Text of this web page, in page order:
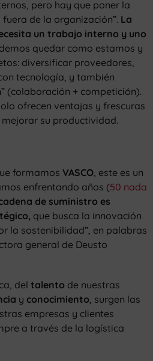
pero hay que poner la
de la organización”. La
un trabajo interno y uno
quedar como estamos y
diversificar proveedores,
tecnología, y también
(colaboración + competición).
ofrecen ventajas y frescuras
su productividad.
formamos VASCO , este es un
enfrentando años (50 nada
de suministro es
que busca la innovación
la sostenibilidad”, en palabras
general de Deusto
del talento de nuestras
y conocimiento , surgen las
empresas y clientes
a través de la logística